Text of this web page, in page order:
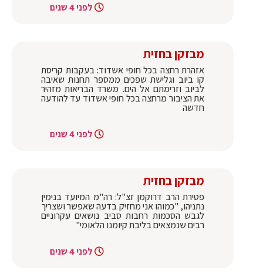
לפני 4 שנים
מבזקן בחזית
אזהרת רחצה בכל חופי אשדוד: בעקבות קריסת
קו ביוב וגלישת שפכים ממספר תחנות שאיבה
לביוב וזרימתם אל הים. משרד הבריאות מזהיר
את הציבור מרחצה בכל חופי אשדוד עד להודעה
חדשה
לפני 4 שנים
מבזקן בחזית
פטירת הרב דרוקמן זצ"ל: רה"מ המיועד בנימין
נתניהו, "כמוהו אני מחזיק בדעה שאפשר ושצריך
לגבש הסכמות רחבות סביב נושאים עקרוניים
רבים שנמצאים בליבת קיומנו הלאומי"
לפני 4 שנים